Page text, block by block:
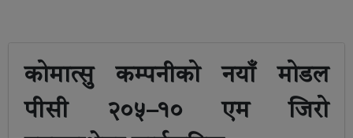
कोमात्सु कम्पनीको नयाँ मोडल
पीसी २०५–१० एम जिरो